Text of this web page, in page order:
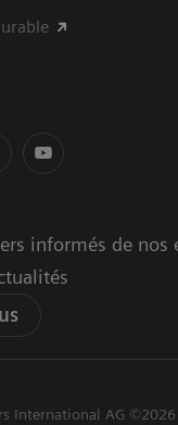
informés de nos
International AG ©2026